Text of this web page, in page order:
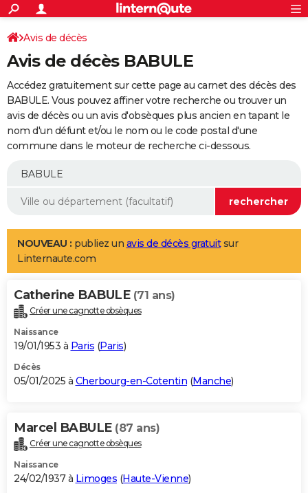
ACTUALITÉS
Politique
Société
Faits Divers
Education
Monde
Villes
+
SPORT
Coupe du monde 2026
Football
Tennis
Cyclisme
Rugby
Forum
Programme TV
TNT
Streaming
Cinéma
Sorties cinéma
Musique
+
FINANCE
Retraite
Epargne
Immobilier
Risques naturels par ville
Banque
Assurance
AUTO
Essais
Réserver un essai
Citadines
Berlines
SUV
Forum auto
+
Mobiles
Meilleur smartphone
Internet
Ordinateurs
Jeux vidéo
Guide high-tech
Aménagement intérieur
LIFESTYLE
Art de vivre
Bien-être
Loisirs
Mode
Modes de vie
Alimentation
Guide de la santé
Maladies
Médicaments
Sommeil
VOYAGE
Destinations
City break
Voyage nature
Voyage de noces
Forum
Climat
+PHOTO
GUIDES D'ACHAT
BONS PLANS
Carte de Noël
Carte Bonne année
Carte Saint-Valentin
Carte Pâques
Carte d'anniversaire
DICTIONNAIRE
Dictionnaire
Biographies
Citations
Expressions
Proverbes
PROGRAMME TV
Avis de décès
Avis de décès BABULE
Accédez gratuitement sur cette page au carnet des décès des
BABULE. Vous pouvez affiner votre recherche ou trouver un
avis de décès ou un avis d'obsèques plus ancien en tapant le
nom d'un défunt et/ou le nom ou le code postal d'une
commune dans le moteur de recherche ci-dessous.
NOUVEAU : publiez un avis de décès gratuitsur
Linternaute.com
Catherine BABULE (71 ans)
Créer une cagnotte obsèques
Naissance
19/01/1953 à Paris (Paris)
Décès
05/01/2025 à Cherbourg-en-Cotentin (Manche)
Marcel BABULE (87 ans)
Créer une cagnotte obsèques
Naissance
24/02/1937 à Limoges (Haute-Vienne)